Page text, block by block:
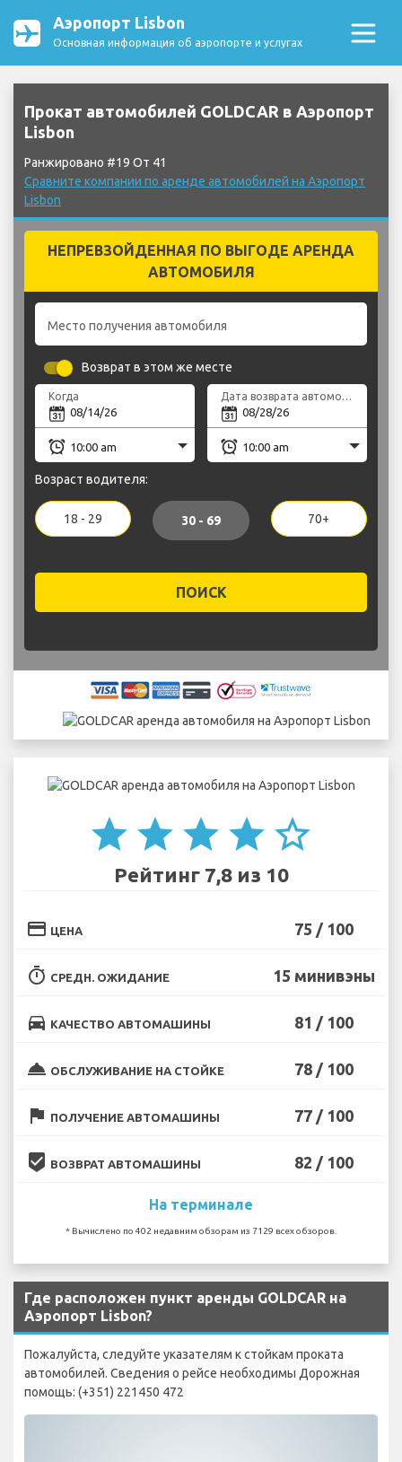
Аэропорт Lisbon
Основная информация об аэропорте и услугах
Прокат автомобилей GOLDCAR в Аэропорт
Lisbon
Ранжировано #19 От 41
Сравните компании по аренде автомобилей на Аэропорт
Lisbon
НЕПРЕВЗОЙДЕННАЯ ПО ВЫГОДЕ АРЕНДА
АВТОМОБИЛЯ
Место получения автомобиля
Возврат в этом же месте
Когда Дата возврата автомобиля
Возраст водителя:
18 - 29 30 - 69 70+
ПОИСК
star star star star star_border
Рейтинг 7,8 из 10
credit_card ЦЕНА 75 / 100
timer СРЕДН. ОЖИДАНИЕ 15 минивэны
directions_car КАЧЕСТВО АВТОМАШИНЫ 81 / 100
room_service ОБСЛУЖИВАНИЕ НА СТОЙКЕ 78 / 100
flag ПОЛУЧЕНИЕ АВТОМАШИНЫ 77 / 100
beenhere ВОЗВРАТ АВТОМАШИНЫ 82 / 100
На терминале
* Вычислено по 402 недавним обзорам из 7129 всех обзоров.
Где расположен пункт аренды GOLDCAR на
Аэропорт Lisbon?
Пожалуйста, следуйте указателям к стойкам проката
автомобилей. Сведения о рейсе необходимы Дорожная
помощь: (+351) 221450 472